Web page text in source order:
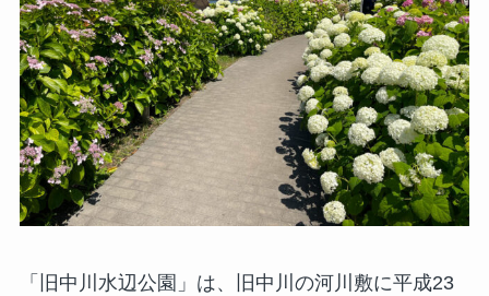
「旧中川水辺公園」は、旧中川の河川敷に平成23